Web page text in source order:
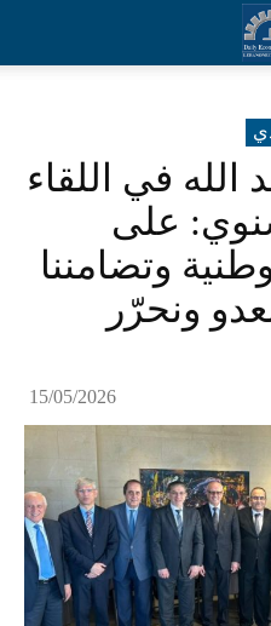
في اللقاء
على
وتضامننا
ونحرّر
15/05/2026